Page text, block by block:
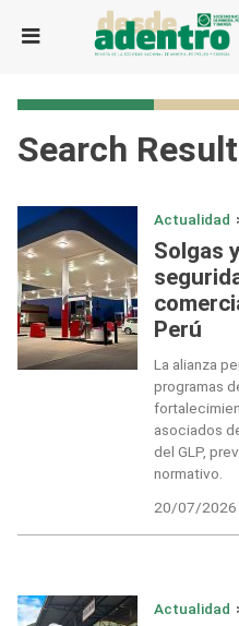
Search
Actualidad
Solgas
Perú
La alianza
programas
asociados
del GLP,
normativo.
20/07/2026
Actualidad